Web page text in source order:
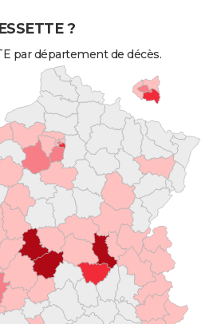
?
par département de décès.